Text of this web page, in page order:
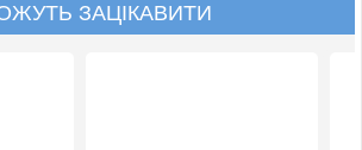
ЗАЦІКАВИТИ